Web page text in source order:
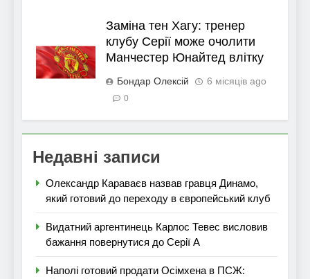
Заміна тен Хагу: тренер
клубу Серії може очолити
Манчестер Юнайтед влітку
Бондар Олексій 6 місяців ago
0
Недавні записи
Олександр Караваєв назвав гравця Динамо,
який готовий до переходу в європейський клуб
Видатний аргентинець Карлос Тевес висловив
бажання повернутися до Серії А
Наполі готовий продати Осімхена в ПСЖ: